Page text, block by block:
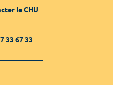
le CHU
33 67 33